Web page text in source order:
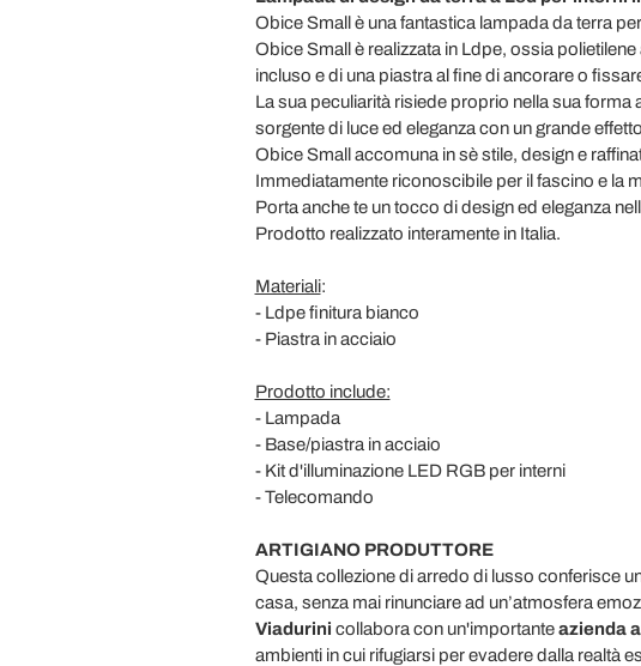
Obice Small è una fantastica lampada da terra
Obice Small è realizzata in Ldpe, ossia
incluso e di una piastra al fine di ancorare o
La sua peculiarità risiede proprio nella sua forma
sorgente di luce ed eleganza con un grande
Obice Small accomuna in sè stile, design e
Immediatamente riconoscibile per il fascino e la
Porta anche te un tocco di design ed eleganza
Prodotto realizzato interamente in Italia.
Materiali:
- Ldpe finitura bianco
- Piastra in acciaio
Prodotto include:
- Lampada
- Base/piastra in acciaio
- Kit d'illuminazione LED RGB per interni
- Telecomando
ARTIGIANO PRODUTTORE
Questa collezione di arredo di lusso conferisce
casa, senza mai rinunciare ad un’atmosfera
Viadurini collabora con un'importanteazienda
ambienti in cui rifugiarsi per evadere dalla realtà